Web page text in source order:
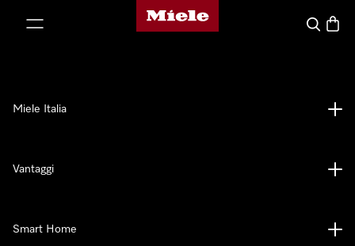
Homepage di Miele
Cerca
Miele Italia
Vantaggi
Smart Home